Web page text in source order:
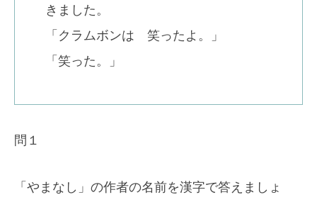
きました。
「クラムボンは 笑ったよ。」
「笑った。」
問１
「やまなし」の作者の名前を漢字で答えましょ